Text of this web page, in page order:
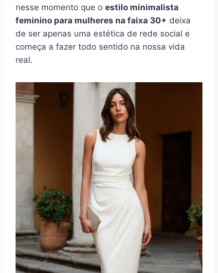
nesse momento que o estilo minimalista
feminino para mulheres na faixa 30+ deixa
de ser apenas uma estética de rede social e
começa a fazer todo sentido na nossa vida
real.